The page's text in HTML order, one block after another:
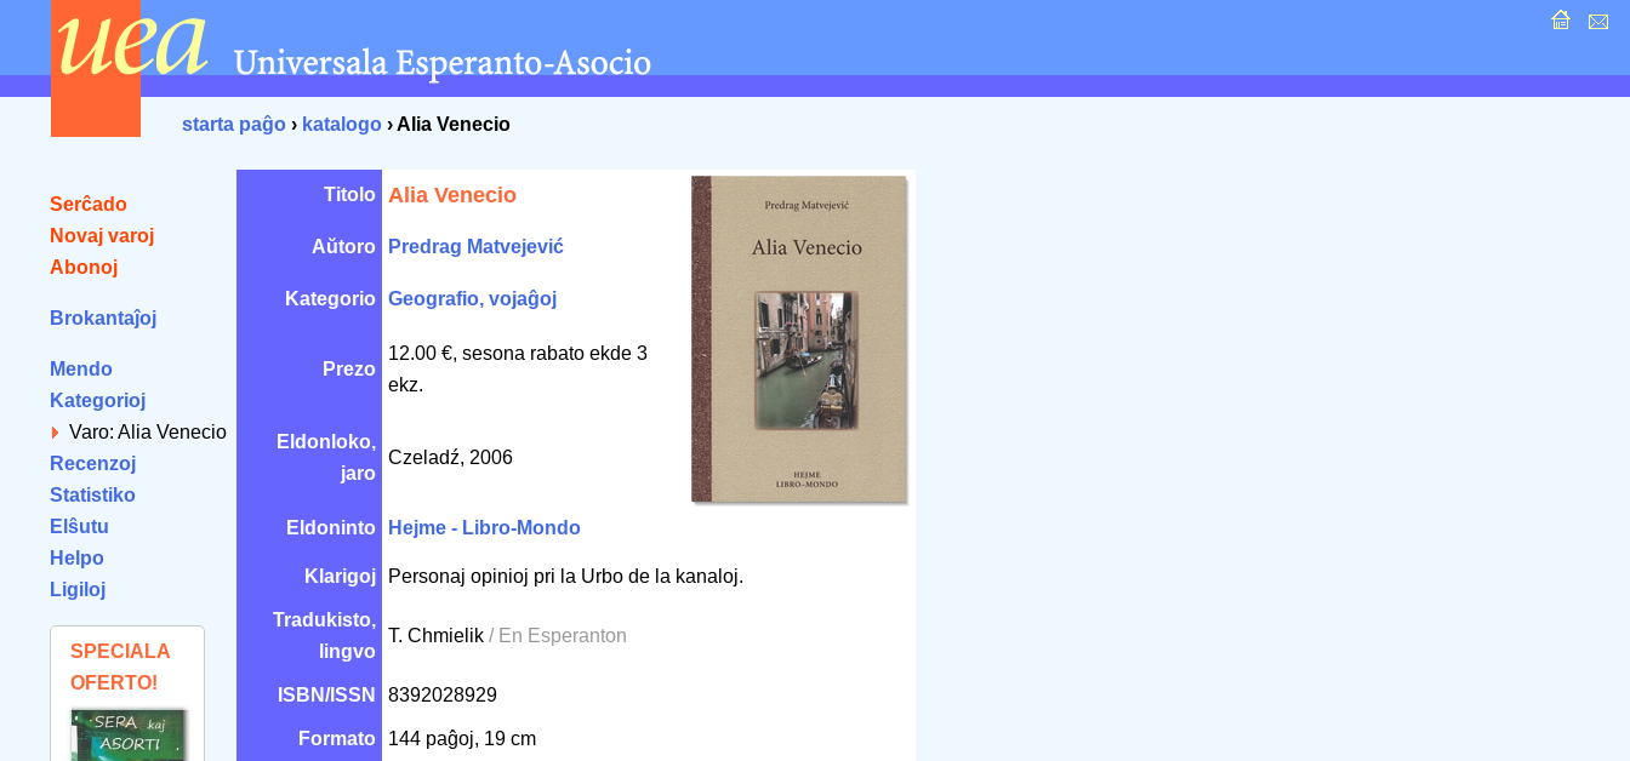
starta paĝo › katalogo › Alia Venecio
Serĉado
Novaj varoj
Abonoj
Brokantaĵoj
Mendo
Kategorioj
Varo: Alia Venecio
Recenzoj
Statistiko
Elŝutu
Helpo
Ligiloj
SPECIALA
OFERTO!
Titolo Alia Venecio
Aŭtoro Predrag Matvejević
Kategorio Geografio, vojaĝoj
Prezo
12.00 €, sesona rabato ekde 3
ekz.
Eldonloko,
jaro
Czeladź, 2006
Eldoninto Hejme - Libro-Mondo
Klarigoj Personaj opinioj pri la Urbo de la kanaloj.
Tradukisto,
lingvo
T. Chmielik / En Esperanton
ISBN/ISSN 8392028929
Formato 144 paĝoj, 19 cm